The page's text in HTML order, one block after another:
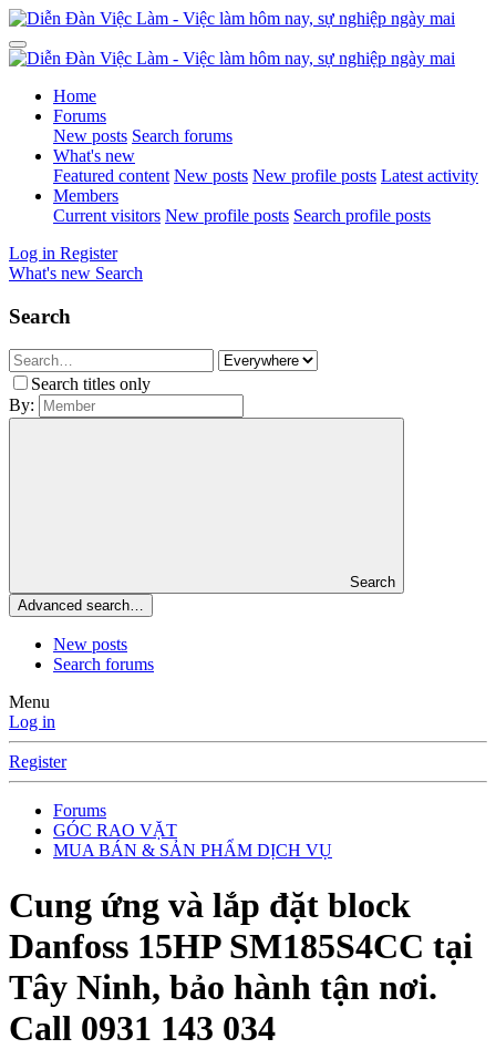
Home
Forums
New posts Search forums
What's new
Featured content New posts New profile posts Latest activity
Members
Current visitors New profile posts Search profile posts
Log in Register
What's new Search
Search
Search titles only
By:
Search
Advanced search…
New posts
Search forums
Menu
Log in
Register
Forums
GÓC RAO VẶT
MUA BÁN & SẢN PHẨM DỊCH VỤ
Cung ứng và lắp đặt block
Danfoss 15HP SM185S4CC tại
Tây Ninh, bảo hành tận nơi.
Call 0931 143 034